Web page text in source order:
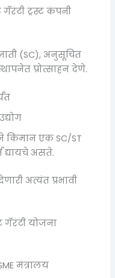
ट्रस्ट कंपनी
(SC), अनुसूचित
प्रोत्साहन देणे.
किमान एक SC/ST
असते.
अत्यंत प्रभावी
गॅरंटी योजना
मंत्रालय